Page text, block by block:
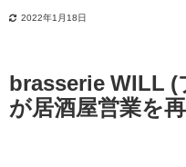
2022年1月18日
brasserie WILL
が居酒屋営業を